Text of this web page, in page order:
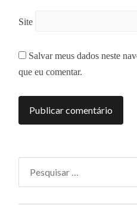
Site
Salvar meus dados neste
que eu comentar.